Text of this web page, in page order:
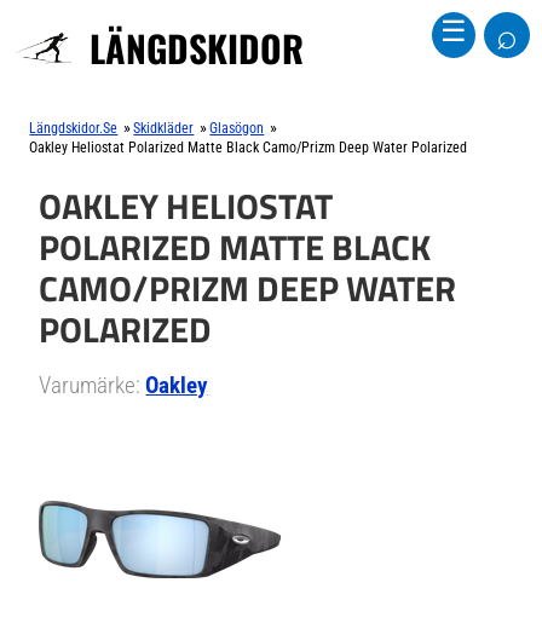
LÄNGDSKIDOR ☰ ⌕
Längdskidor.se »Skidkläder »Glasögon »
Oakley Heliostat Polarized Matte Black Camo/Prizm Deep Water Polarized
OAKLEY HELIOSTAT
POLARIZED MATTE BLACK
CAMO/PRIZM DEEP WATER
POLARIZED
Varumärke:Oakley